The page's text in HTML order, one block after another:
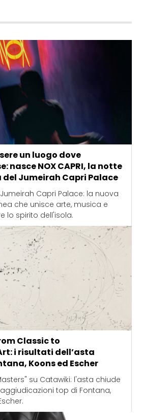
un luogo dove
nasce NOX CAPRI, la notte
Jumeirah Capri Palace
Capri Palace: la nuova
che unisce arte, musica e
lo spirito dell'isola.
Classic to
i risultati dell’asta
Koons ed Escher
su Catawiki: l'asta chiude
top di Fontana,